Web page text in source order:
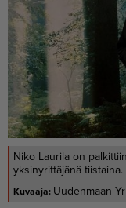
Niko Laurila on
yksinyrittäjänä tiistaina.
Uudenmaan